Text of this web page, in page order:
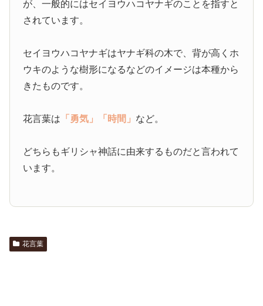
が、一般的にはセイヨウハコヤナギのことを指すと
されています。
セイヨウハコヤナギはヤナギ科の木で、背が高くホ
ウキのような樹形になるなどのイメージは本種から
きたものです。
花言葉は 「勇気」 「時間」 など。
どちらもギリシャ神話に由来するものだと言われて
います。
花言葉